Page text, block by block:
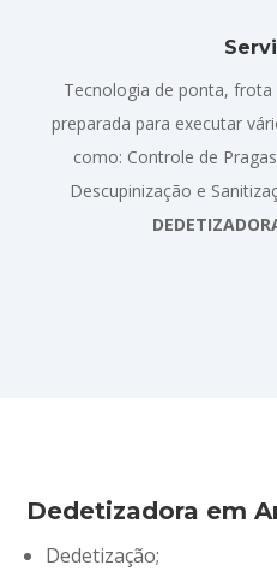
Tecnologia de ponta,
preparada para executar
como: Controle de
Descupinização e
Dedetizadora em
Dedetização;